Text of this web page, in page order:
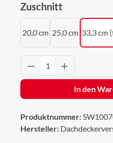
Zuschnitt
20,0 cm 25,0 cm 33,3 cm
Produkt Anzahl:
In den
Produktnummer:
Hersteller: